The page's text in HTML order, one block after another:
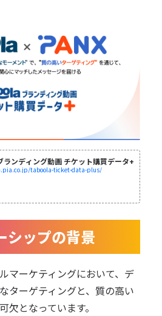
ンディング動画 チケット購買データ+
taboola-ticket-data-plus/
シップの背景
マーケティングにおいて、デ
ターゲティングと、質の高い
欠となっています。